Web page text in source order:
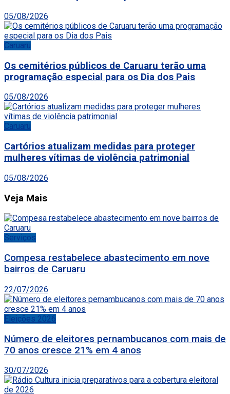
05/08/2026
Caruaru
Os cemitérios públicos de Caruaru terão uma
programação especial para os Dia dos Pais
05/08/2026
Caruaru
Cartórios atualizam medidas para proteger
mulheres vítimas de violência patrimonial
05/08/2026
Veja Mais
Serviços
Compesa restabelece abastecimento em nove
bairros de Caruaru
22/07/2026
Eleições 2026
Número de eleitores pernambucanos com mais de
70 anos cresce 21% em 4 anos
30/07/2026